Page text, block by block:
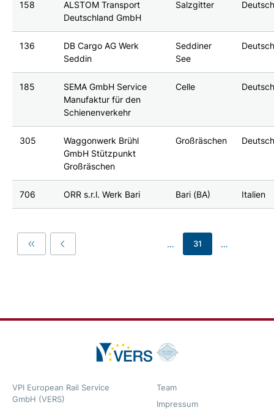
158
ALSTOM Transport
Deutschland GmbH
Salzgitter
136
DB Cargo AG Werk
Seddin
Seddiner
See
185
SEMA GmbH Service
Manufaktur für den
Schienenverkehr
Celle
305
Waggonwerk Brühl
GmbH Stützpunkt
Großräschen
Großräschen
706 ORR s.r.l. Werk Bari Bari (BA) Italien
First Previous
… 31 …
VPI European Rail Service
GmbH (VERS)
Team
Impressum